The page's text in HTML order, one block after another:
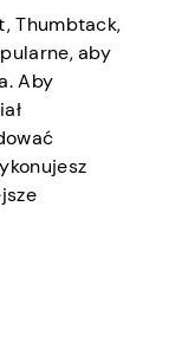
Thumbtack,
aby
Aby